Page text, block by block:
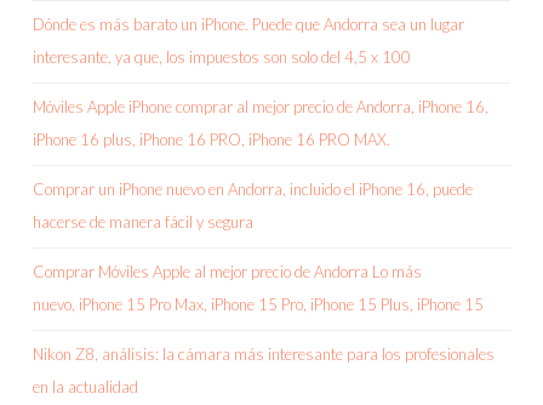
Dónde es más barato un iPhone. Puede que Andorra sea un lugar
interesante, ya que, los impuestos son solo del 4,5 x 100
Móviles Apple iPhone comprar al mejor precio de Andorra, iPhone 16,
iPhone 16 plus, iPhone 16 PRO, iPhone 16 PRO MAX.
Comprar un iPhone nuevo en Andorra, incluido el iPhone 16, puede
hacerse de manera fácil y segura
Comprar Móviles Apple al mejor precio de Andorra Lo más
nuevo, iPhone 15 Pro Max, iPhone 15 Pro, iPhone 15 Plus, iPhone 15
Nikon Z8, análisis: la cámara más interesante para los profesionales
en la actualidad